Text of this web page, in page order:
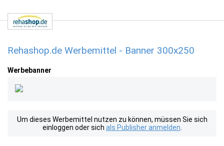
Rehashop.de Werbemittel - Banner 300x250
Werbebanner
Um dieses Werbemittel nutzen zu können, müssen Sie sich
einloggen oder sich als Publisher anmelden